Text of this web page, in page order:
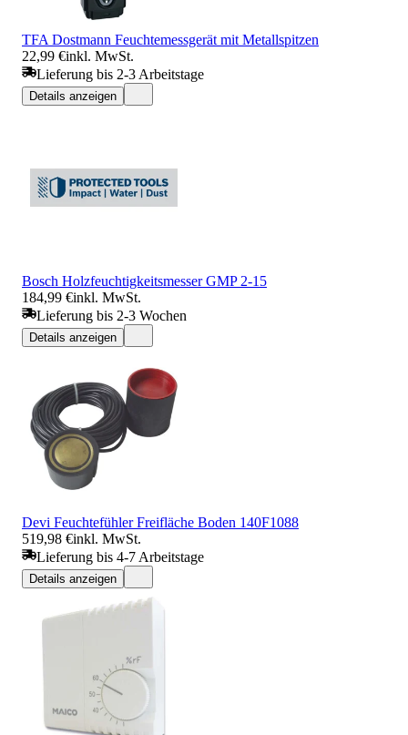
TFA Dostmann Feuchtemessgerät mit Metallspitzen
22,99 €inkl. MwSt.
Lieferung bis 2-3 Arbeitstage
Details anzeigen
Bosch Holzfeuchtigkeitsmesser GMP 2-15
184,99 €inkl. MwSt.
Lieferung bis 2-3 Wochen
Details anzeigen
Devi Feuchtefühler Freifläche Boden 140F1088
519,98 €inkl. MwSt.
Lieferung bis 4-7 Arbeitstage
Details anzeigen